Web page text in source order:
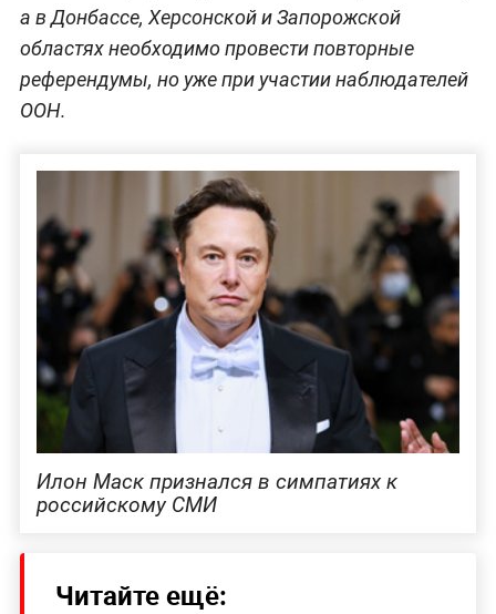
а в Донбассе, Херсонской и Запорожской
областях необходимо провести повторные
референдумы, но уже при участии наблюдателей
ООН.
Илон Маск признался в симпатиях к
российскому СМИ
Читайте ещё: